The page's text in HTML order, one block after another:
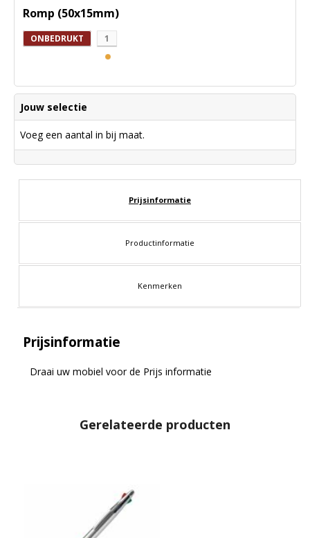
Romp (50x15mm)
ONBEDRUKT 1
Jouw selectie
Voeg een aantal in bij maat.
Prijsinformatie
Productinformatie
Kenmerken
Prijsinformatie
Draai uw mobiel voor de Prijs informatie
Gerelateerde producten